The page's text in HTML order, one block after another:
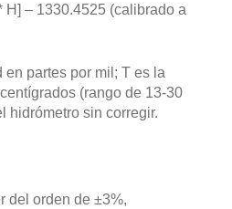
H] – 1330.4525 (calibrado a
partes por mil; T es la
(rango de 13-30
hidrómetro sin corregir.
del orden de ±3%,